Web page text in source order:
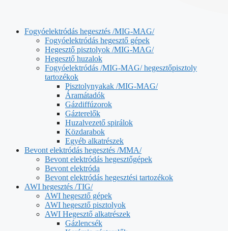
Fogyóelektródás hegesztés /MIG-MAG/
Fogyóelektródás hegesztő gépek
Hegesztő pisztolyok /MIG-MAG/
Hegesztő huzalok
Fogyóelektródás /MIG-MAG/ hegesztőpisztoly
tartozékok
Pisztolynyakak /MIG-MAG/
Áramátadók
Gázdiffúzorok
Gázterelők
Huzalvezető spirálok
Közdarabok
Egyéb alkatrészek
Bevont elektródás hegesztés /MMA/
Bevont elektródás hegesztőgépek
Bevont elektróda
Bevont elektródás hegesztési tartozékok
AWI hegesztés /TIG/
AWI hegesztő gépek
AWI hegesztő pisztolyok
AWI Hegesztő alkatrészek
Gázlencsék